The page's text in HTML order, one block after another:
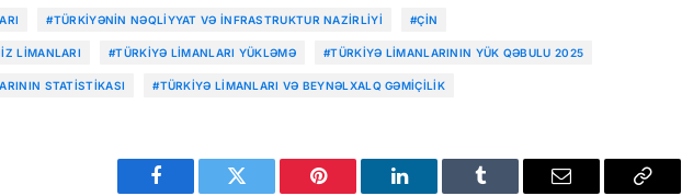
#TÜRKIYƏNIN NƏQLIYYAT VƏ İNFRASTRUKTUR NAZIRLIYI #ÇIN
LIMANLARI #TÜRKIYƏ LIMANLARI YÜKLƏMƏ #TÜRKIYƏ LIMANLARININ YÜK QƏBULU 2025
STATISTIKASI #TÜRKIYƏ LIMANLARI VƏ BEYNƏLXALQ GƏMIÇILIK
Facebook Twitter Pinterest LinkedIn Tumblr Email
Copy